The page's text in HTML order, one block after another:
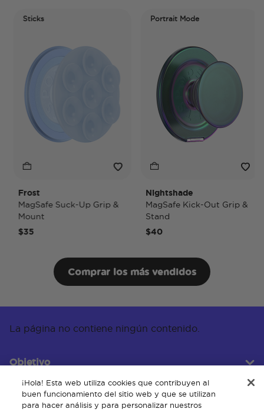
Sticks
Frost
MagSafe Suck-Up Grip &
Mount
$35
Portrait Mode
Nightshade
MagSafe Kick-Out Grip &
Stand
$40
Comprar los más vendidos
La página no contiene ningún contenido.
Objetivo
Servicio al cliente
¡Hola! Esta web utiliza cookies que contribuyen al
buen funcionamiento del sitio web y que se utilizan
para hacer análisis y para personalizar nuestros